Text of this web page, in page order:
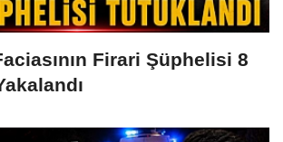
Firari Şüphelisi 8